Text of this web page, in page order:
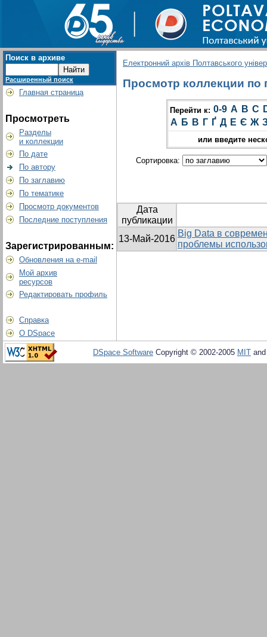
Поиск в архиве
Расширенный поиск
Главная страница
Просмотреть
Разделы
и коллекции
По дате
По автору
По заглавию
По тематике
Просмотр документов
Последние поступления
Зарегистрированным:
Обновления на e-mail
Мой архив
ресурсов
Редактировать профиль
Справка
О DSpace
Електронний архів Полтавського
Просмотр коллекции по
Перейти к: 0-9 A B C
А Б В Г Ґ Д Е Є Ж
или введите
Сортировка:
Дата
публикации
13-Май-2016
Big Data в
проблемы
DSpace Software Copyright © 2002-2005 MIT